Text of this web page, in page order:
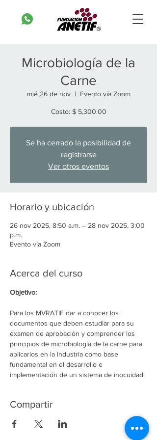
Microbiología de la
Carne
mié 26 de nov
  |
Evento vía Zoom
Costo: $ 5,300.00
Se ha cerrado la posibilidad de
registrarse
Ver otros eventos
Horario y ubicación
26 nov 2025, 8:50 a.m. – 28 nov 2025, 3:00
p.m.
Evento vía Zoom
Acerca del curso
Objetivo:
Para los MVRATIF dar a conocer los
documentos que deben estudiar para su
examen de aprobación y comprender los
principios de microbiología de la carne para
aplicarlos en la industria como base
fundamental en el desarrollo e
implementación de un sistema de inocuidad.
Compartir